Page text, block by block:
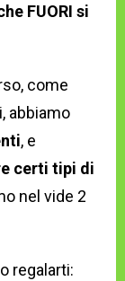
FUORI si
come
abbiamo
, e
certi tipi di
nel vide 2
regalarti: